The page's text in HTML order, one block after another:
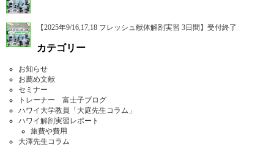
【2025年9/16,17,18 フレッシュ献体解剖実習 3日間】受付終了
カテゴリー
お知らせ
お薦め文献
セミナー
トレーナー 富士子ブログ
ハワイ大学教員「大庭先生コラム」
ハワイ解剖実習レポート
旅費や費用
大澤先生コラム